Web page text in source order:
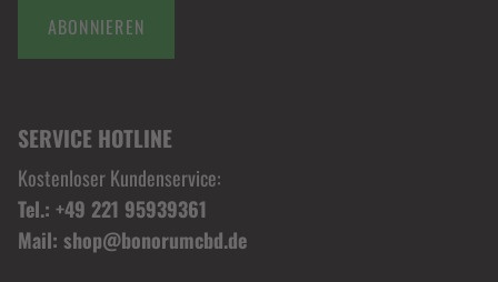
ABONNIEREN
SERVICE HOTLINE
Kostenloser Kundenservice:
Tel.: +49 221 95939361
Mail: shop@bonorumcbd.de